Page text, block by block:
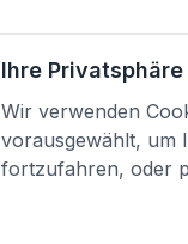
Ihre
Wir verwenden
vorausgewählt, um
fortzufahren, oder